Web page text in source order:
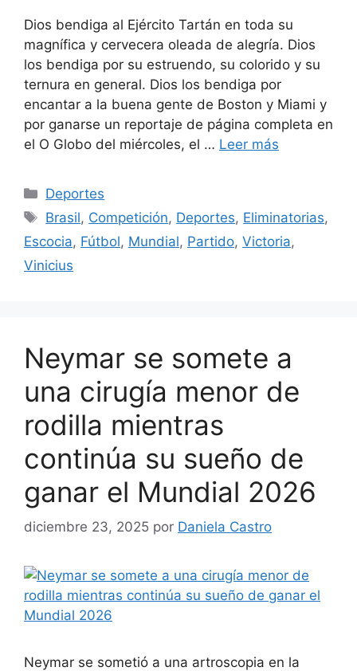
Dios bendiga al Ejército Tartán en toda su
magnífica y cervecera oleada de alegría. Dios
los bendiga por su estruendo, su colorido y su
ternura en general. Dios los bendiga por
encantar a la buena gente de Boston y Miami y
por ganarse un reportaje de página completa en
el O Globo del miércoles, el … Leer más
Categorías
Deportes
Etiquetas
Brasil, Competición, Deportes, Eliminatorias,
Escocia, Fútbol, Mundial, Partido, Victoria,
Vinicius
Neymar se somete a
una cirugía menor de
rodilla mientras
continúa su sueño de
ganar el Mundial 2026
diciembre 23, 2025 por Daniela Castro
Neymar se sometió a una artroscopia en la